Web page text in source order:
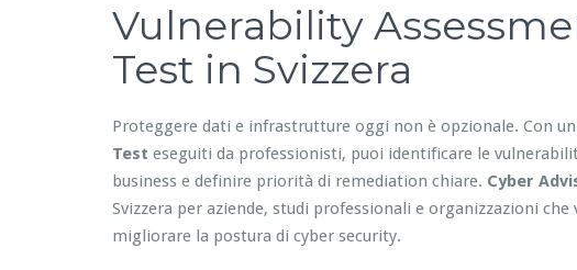
Vulnerability
Test in Svizzera
Proteggere dati e infrastrutture oggi non è opzionale. Con un
Test eseguiti da professionisti, puoi identificare le
business e definire priorità di remediation chiare. Cyber
Svizzera per aziende, studi professionali e organizzazioni
migliorare la postura di cyber security.